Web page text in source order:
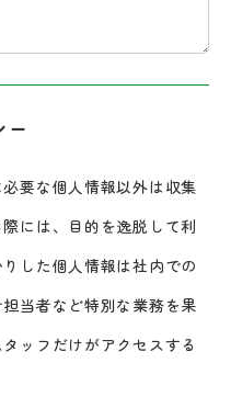
ー
要な個人情報以外は収集
には、目的を逸脱して利
した個人情報は社内での
当者など特別な業務を果
ッフだけがアクセスする